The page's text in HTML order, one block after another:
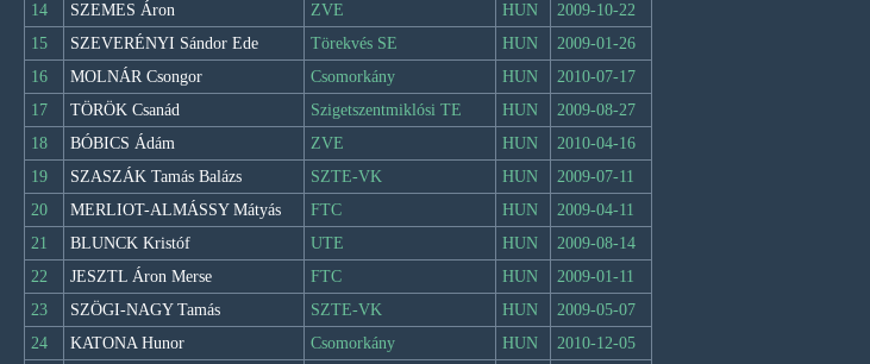
14
SZEMES Áron ZVE HUN
2009-10-22
15
SZEVERÉNYI Sándor Ede Törekvés SE HUN
2009-01-26
16
MOLNÁR Csongor Csomorkány HUN
2010-07-17
17
TÖRÖK Csanád Szigetszentmiklósi TE HUN
2009-08-27
18
BÓBICS Ádám ZVE HUN
2010-04-16
19
SZASZÁK Tamás Balázs SZTE-VK HUN
2009-07-11
20
MERLIOT-ALMÁSSY Mátyás FTC HUN
2009-04-11
21
BLUNCK Kristóf UTE HUN
2009-08-14
22
JESZTL Áron Merse FTC HUN
2009-01-11
23
SZÖGI-NAGY Tamás SZTE-VK HUN
2009-05-07
24
KATONA Hunor Csomorkány HUN
2010-12-05